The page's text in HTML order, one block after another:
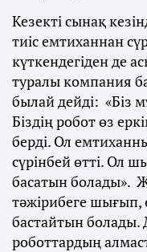
Кезекті сынақ
тиіс емтиханнан
күткендегіден де
туралы компания
былай дейді: «Біз
Біздің робот өз
берді. Ол
сүрінбей өтті. Ол
басатын болады».
тәжірибеге
бастайтын болады.
роботтардың